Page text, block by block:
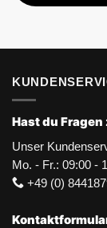
Hast du
Unser
Mo. - Fr.: 09:00 -
+49 (0)